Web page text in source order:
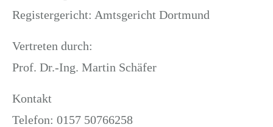
Registergericht: Amtsgericht Dortmund
Vertreten durch:
Prof. Dr.-Ing. Martin Schäfer
Kontakt
Telefon: 0157 50766258